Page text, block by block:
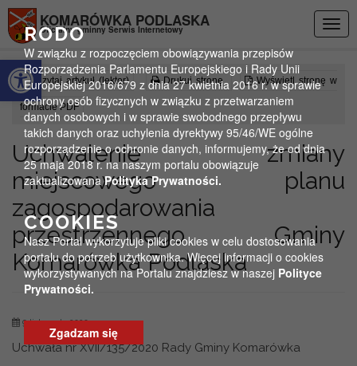
Otwórz pasek narzędzi
KOMARÓWKA PODLASKA
Oficjalny gminny Serwis Internetowy
Czytaj artykuł (lektor) Drukuj stronę Wyświetl stronę w
formacie PDF
Uchwalenie zmiany
miejscowego planu
zagospodarowania
przestrzennego Gminy
Komarówka Podlaska
9 listopada 2020
Uchwała nr XVII/135/2020 Rady Gminy Komarówka
RODO
W związku z rozpoczęciem obowiązywania przepisów
Rozporządzenia Parlamentu Europejskiego i Rady Unii
Europejskiej 2016/679 z dnia 27 kwietnia 2016 r. w sprawie
ochrony osób fizycznych w związku z przetwarzaniem
danych osobowych i w sprawie swobodnego przepływu
takich danych oraz uchylenia dyrektywy 95/46/WE ogólne
rozporządzenie o ochronie danych, informujemy, że od dnia
25 maja 2018 r. na naszym portalu obowiązuje
zaktualizowanaPolityka Prywatności.
COOKIES
Nasz Portal wykorzytuje pliki cookies w celu dostosowania
portalu do potrzeb użytkownika. Więcej informacji o cookies
wykorzystywanych na Portalu znajdziesz w naszej Polityce
Prywatności.
Zgadzam się